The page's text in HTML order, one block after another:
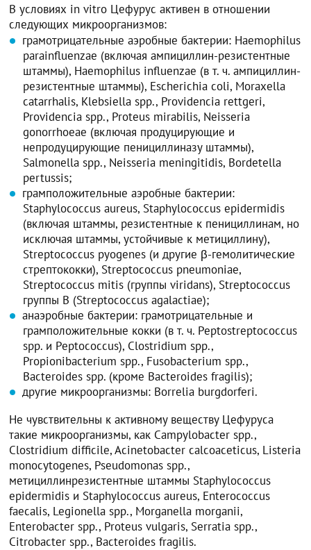
В условиях in vitro Цефурус активен в отношении
следующих микроорганизмов:
грамотрицательные аэробные бактерии: Haemophilus
parainfluenzae (включая ампициллин-резистентные
штаммы), Haemophilus influenzae (в т. ч. ампициллин-
резистентные штаммы), Escherichia coli, Moraxella
catarrhalis, Klebsiella spp., Providencia rettgeri,
Providencia spp., Proteus mirabilis, Neisseria
gonorrhoeae (включая продуцирующие и
непродуцирующие пенициллиназу штаммы),
Salmonella spp., Neisseria meningitidis, Bordetella
pertussis;
грамположительные аэробные бактерии:
Staphylococcus aureus, Staphylococcus epidermidis
(включая штаммы, резистентные к пенициллинам, но
исключая штаммы, устойчивые к метициллину),
Streptococcus pyogenes (и другие β-гемолитические
стрептококки), Streptococcus pneumoniae,
Streptococcus mitis (группы viridans), Streptococcus
группы В (Streptococcus agalactiae);
анаэробные бактерии: грамотрицательные и
грамположительные кокки (в т. ч. Peptostreptococcus
spp. и Peptococcus), Clostridium spp.,
Propionibacterium spp., Fusobacterium spp.,
Bacteroides spp. (кроме Bacteroides fragilis);
другие микроорганизмы: Borrelia burgdorferi.
Не чувствительны к активному веществу Цефуруса
такие микроорганизмы, как Campylobacter spp.,
Clostridium difficile, Acinetobacter calcoaceticus, Listeria
monocytogenes, Pseudomonas spp.,
метициллинрезистентные штаммы Staphylococcus
epidermidis и Staphylococcus aureus, Enterococcus
faecalis, Legionella spp., Morganella morganii,
Enterobacter spp., Proteus vulgaris, Serratia spp.,
Citrobacter spp., Bacteroides fragilis.